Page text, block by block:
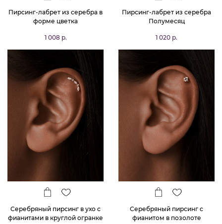
Пирсинг-лабрет из серебра в
форме цветка
1 008 р.
Пирсинг-лабрет из серебра
Полумесяц
1 020 р.
Серебряный пирсинг в ухо с
фианитами в круглой огранке
Серебряный пирсинг с
фианитом в позолоте